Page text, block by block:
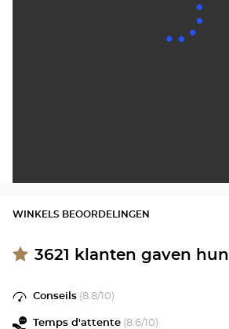
WINKELS BEOORDELINGEN
3621 klanten gaven
Conseils (8.8/10)
Temps d'attente (8.6/10)